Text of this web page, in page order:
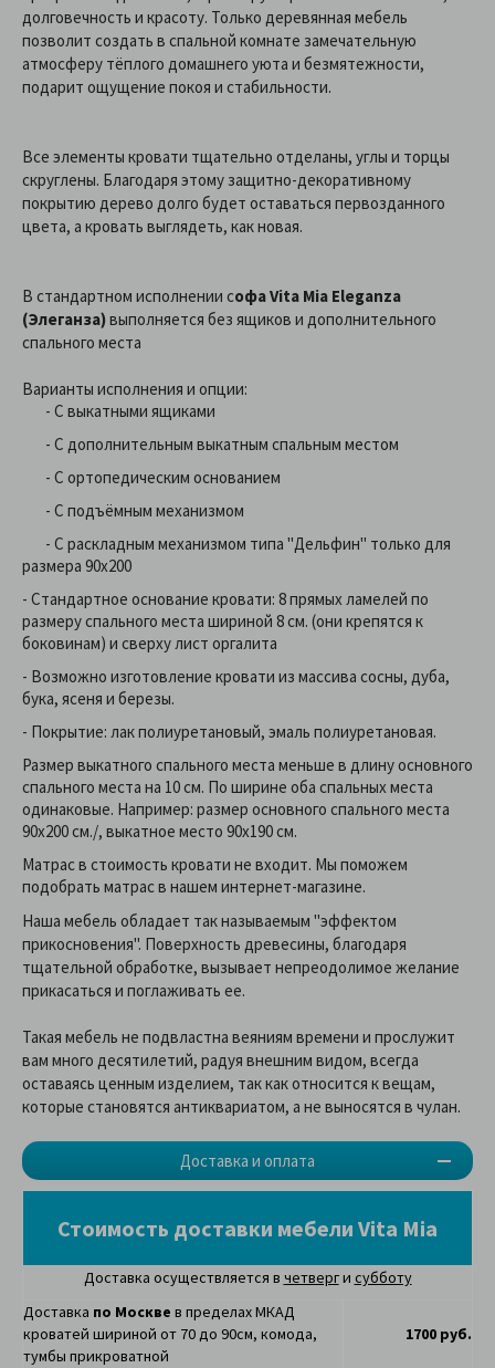
Доставка и оплата
долговечность и красоту. Только деревянная мебель
позволит создать в спальной комнате замечательную
атмосферу тёплого домашнего уюта и безмятежности,
подарит ощущение покоя и стабильности.
Все элементы кровати тщательно отделаны, углы и торцы
скруглены. Благодаря этому защитно-декоративному
покрытию дерево долго будет оставаться первозданного
цвета, а кровать выглядеть, как новая.
В стандартном исполнении софа Vita Mia Eleganza
(Элеганза)выполняется без ящиков и дополнительного
спального места
Варианты исполнения и опции:
- С выкатными ящиками
- С дополнительным выкатным спальным местом
- С ортопедическим основанием
- С подъёмным механизмом
- С раскладным механизмом типа "Дельфин" только для
размера 90х200
- Стандартное основание кровати: 8 прямых ламелей по
размеру спального места шириной 8 см. (они крепятся к
боковинам) и сверху лист оргалита
- Возможно изготовление кровати из массива сосны, дуба,
бука, ясеня и березы.
- Покрытие: лак полиуретановый, эмаль полиуретановая.
Размер выкатного спального места меньше в длину основного
спального места на 10 см. По ширине оба спальных места
одинаковые. Например: размер основного спального места
90х200 см./, выкатное место 90х190 см.
Матрас в стоимость кровати не входит. Мы поможем
подобрать матрас в нашем интернет-магазине.
Наша мебель обладает так называемым "эффектом
прикосновения". Поверхность древесины, благодаря
тщательной обработке, вызывает непреодолимое желание
прикасаться и поглаживать ее.
Такая мебель не подвластна веяниям времени и прослужит
вам много десятилетий, радуя внешним видом, всегда
оставаясь ценным изделием, так как относится к вещам,
которые становятся антиквариатом, а не выносятся в чулан.
Стоимость доставки мебели Vita Mia
Доставка осуществляется в четверги субботу
Доставка по Москве в пределах МКАД
кроватей шириной от 70 до 90см, комода,
тумбы прикроватной
1700 руб.